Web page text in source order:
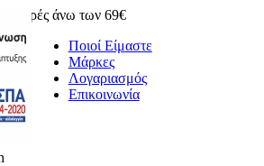
αγορές άνω των 69€
Ποιοί Είμαστε
Μάρκες
Λογαριασμός
Επικοινωνία